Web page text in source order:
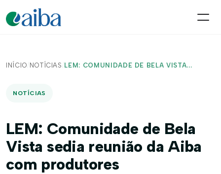
INÍCIO/ NOTÍCIAS / LEM: COMUNIDADE DE BELA VISTA...
NOTÍCIAS
LEM: Comunidade de Bela
Vista sedia reunião da Aiba
com produtores